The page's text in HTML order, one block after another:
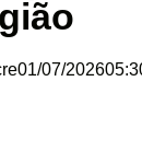
01/07/2026